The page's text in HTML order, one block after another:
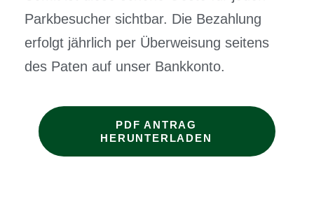
Parkbesucher sichtbar. Die Bezahlung
erfolgt jährlich per Überweisung seitens
des Paten auf unser Bankkonto.
PDF ANTRAG
HERUNTERLADEN